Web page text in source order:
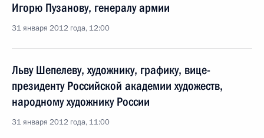
Игорю Пузанову, генералу армии
31 января 2012 года, 12:00
Льву Шепелеву, художнику, графику, вице-
президенту Российской академии художеств,
народному художнику России
31 января 2012 года, 11:00